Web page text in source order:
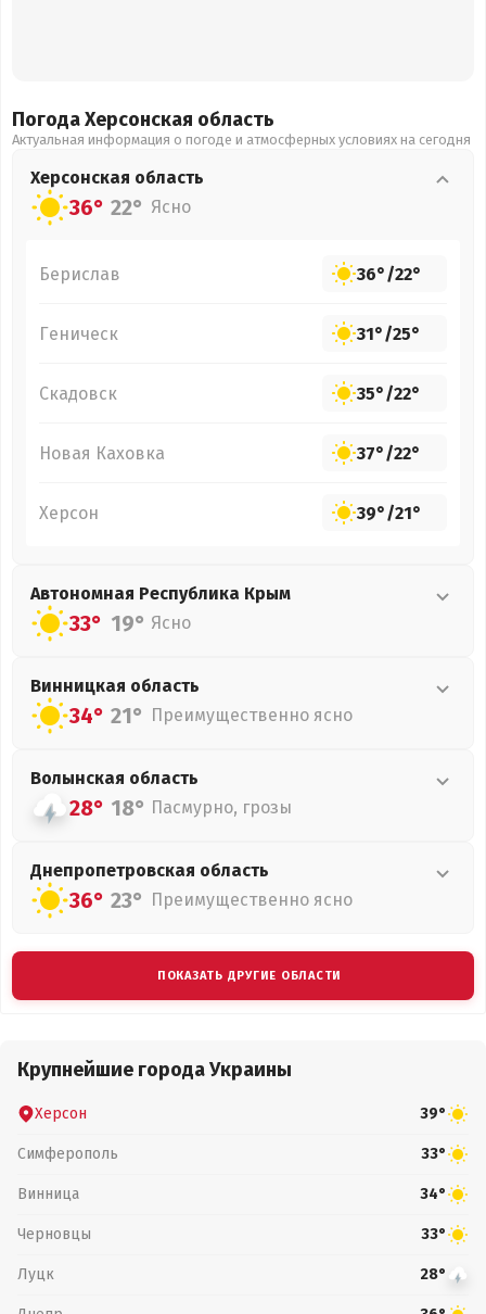
Погода Херсонская область
Актуальная информация о погоде и атмосферных условиях на сегодня
Херсонская область
36° 22° Ясно
Берислав 36°/22°
Геническ 31°/25°
Скадовск 35°/22°
Новая Каховка 37°/22°
Херсон 39°/21°
Автономная Республика Крым
33° 19° Ясно
Винницкая область
34° 21° Преимущественно ясно
Волынская область
28° 18° Пасмурно, грозы
Днепропетровская область
36° 23° Преимущественно ясно
ПОКАЗАТЬ ДРУГИЕ ОБЛАСТИ
Крупнейшие города Украины
Херсон 39°
Симферополь 33°
Винница 34°
Черновцы 33°
Луцк 28°